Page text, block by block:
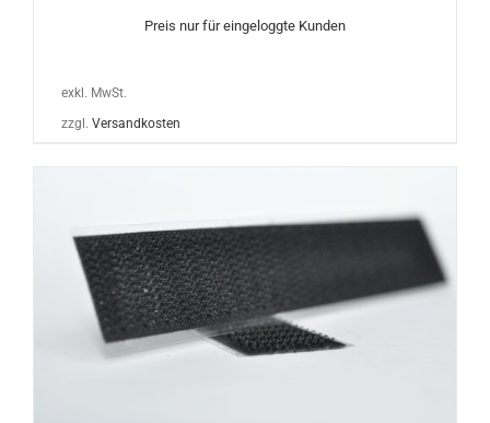
Preis nur für eingeloggte Kunden
exkl. MwSt.
zzgl. Versandkosten